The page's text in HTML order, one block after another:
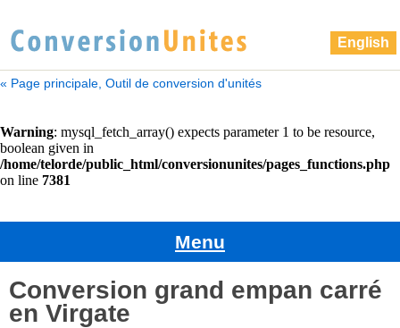
English
« Page principale, Outil de conversion d'unités
Menu
Conversion grand empan carré
en Virgate